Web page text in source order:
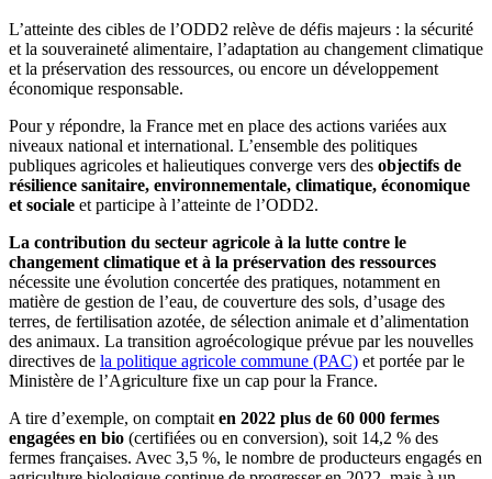
L’atteinte des cibles de l’ODD2 relève de défis majeurs : la sécurité
et la souveraineté alimentaire, l’adaptation au changement climatique
et la préservation des ressources, ou encore un développement
économique responsable.
Pour y répondre, la France met en place des actions variées aux
niveaux national et international. L’ensemble des politiques
publiques agricoles et halieutiques converge vers des objectifs de
résilience sanitaire, environnementale, climatique, économique
et sociale et participe à l’atteinte de l’ODD2.
La contribution du secteur agricole à la lutte contre le
changement climatique et à la préservation des ressources
nécessite une évolution concertée des pratiques, notamment en
matière de gestion de l’eau, de couverture des sols, d’usage des
terres, de fertilisation azotée, de sélection animale et d’alimentation
des animaux. La transition agroécologique prévue par les nouvelles
directives de la politique agricole commune (PAC) et portée par le
Ministère de l’Agriculture fixe un cap pour la France.
A tire d’exemple, on comptait en 2022 plus de 60 000 fermes
engagées en bio (certifiées ou en conversion), soit 14,2 % des
fermes françaises. Avec 3,5 %, le nombre de producteurs engagés en